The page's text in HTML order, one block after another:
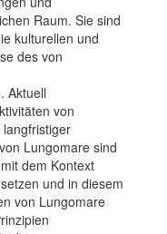
Raum. Sie sind
kulturellen und
des von
Aktuell
von
Lungomare sind
dem Kontext
und in diesem
von Lungomare